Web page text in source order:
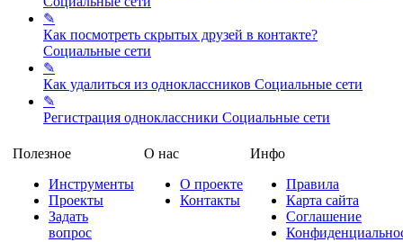
✎
Как посмотреть скрытых друзей в контакте?
Социальные сети
✎
Как удалиться из одноклассников Социальные сети
✎
Регистрация одноклассники Социальные сети
Полезное
Инструменты
Проекты
Задать
вопрос
О нас
О проекте
Контакты
Инфо
Правила
Карта сайта
Соглашение